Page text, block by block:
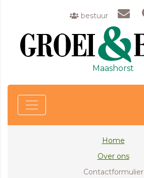
bestuur
Maashorst
Home
Over ons
Contactformulier